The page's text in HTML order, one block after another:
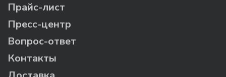
Прайс-лист
Пресс-центр
Вопрос-ответ
Контакты